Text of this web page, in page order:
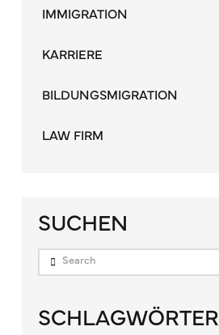
IMMIGRATION
KARRIERE
BILDUNGSMIGRATION
LAW FIRM
SUCHEN
Search
SCHLAGWÖRTER